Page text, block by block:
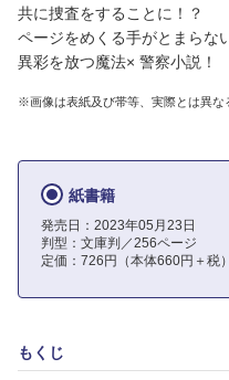
共に捜査をすることに！？
ページをめくる手がとまらな
異彩を放つ魔法× 警察小説！
※画像は表紙及び帯等、実際とは異な
紙書籍
発売日：2023年05月23日
判型：文庫判／256ページ
定価：726円（本体660円＋税）
もくじ